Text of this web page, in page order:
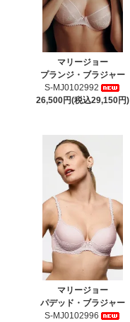
マリージョー
プランジ・ブラジャー
S-MJ0102992
26,500円(税込29,150円)
マリージョー
パデッド・ブラジャー
S-MJ0102996